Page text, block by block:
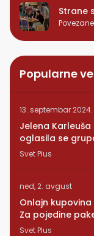
Strane
Popularne
13. septembar 2024.
Jelena
oglasila se
RUNDE je naša!
Svet Plus
ned, 2. avgust
Onlajn
Za pojedine
Svet Plus